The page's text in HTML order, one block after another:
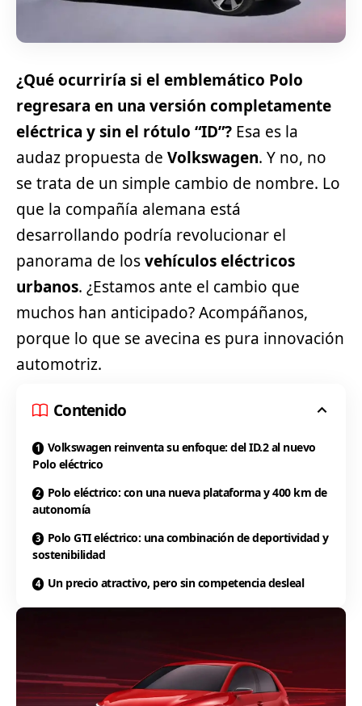
¿Qué ocurriría si el emblemático Polo
regresara en una versión completamente
eléctrica y sin el rótulo “ID”? Esa es la
audaz propuesta de Volkswagen. Y no, no
se trata de un simple cambio de nombre. Lo
que la compañía alemana está
desarrollando podría revolucionar el
panorama de losvehículos eléctricos
urbanos. ¿Estamos ante el cambio que
muchos han anticipado? Acompáñanos,
porque lo que se avecina es pura innovación
automotriz.
Contenido
Volkswagen reinventa su enfoque: del ID.2 al nuevo
Polo eléctrico
Polo eléctrico: con una nueva plataforma y 400 km de
autonomía
Polo GTI eléctrico: una combinación de deportividad y
sostenibilidad
Un precio atractivo, pero sin competencia desleal